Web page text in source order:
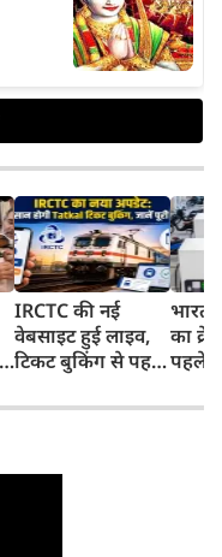
IRCTC की नई
वेबसाइट हुई लाइव,
टिकट बुकिंग से पहले
काम, जानें पूरा
भारत
का
पहले
और